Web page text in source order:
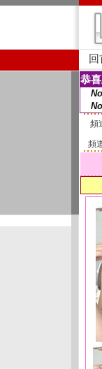
回
恭
頻
頻